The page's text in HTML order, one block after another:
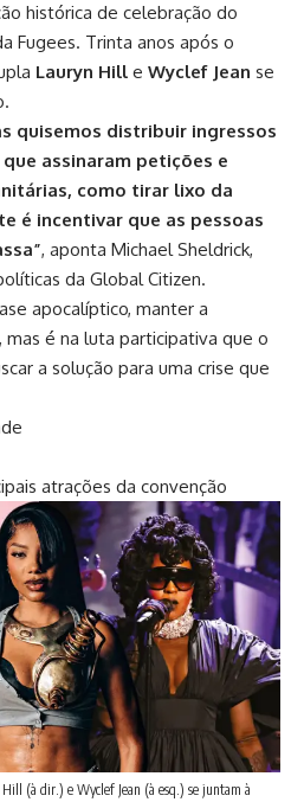
histórica de celebração do
Fugees. Trinta anos após o
Lauryn Hill e Wyclef Jean se
quisemos distribuir ingressos
assinaram petições e
como tirar lixo da
é incentivar que as pessoas
, aponta Michael Sheldrick,
da Global Citizen.
apocalíptico, manter a
é na luta participativa que o
a solução para uma crise que
atrações da convenção
(à dir.) e Wyclef Jean (à esq.) se juntam à